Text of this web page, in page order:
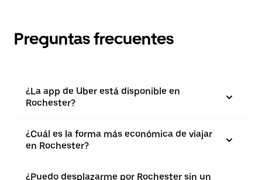
Preguntas frecuentes
¿La app de Uber está disponible en
Rochester?
¿Cuál es la forma más económica de viajar
en Rochester?
¿Puedo desplazarme por Rochester sin un